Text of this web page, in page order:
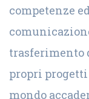
competenze
trasferimento
propri
mondo